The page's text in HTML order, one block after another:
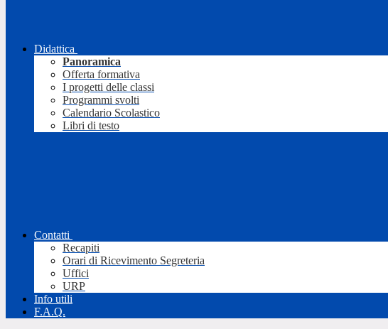
Didattica
Panoramica
Offerta formativa
I progetti delle classi
Programmi svolti
Calendario Scolastico
Libri di testo
Contatti
Recapiti
Orari di Ricevimento Segreteria
Uffici
URP
Info utili
F.A.Q.